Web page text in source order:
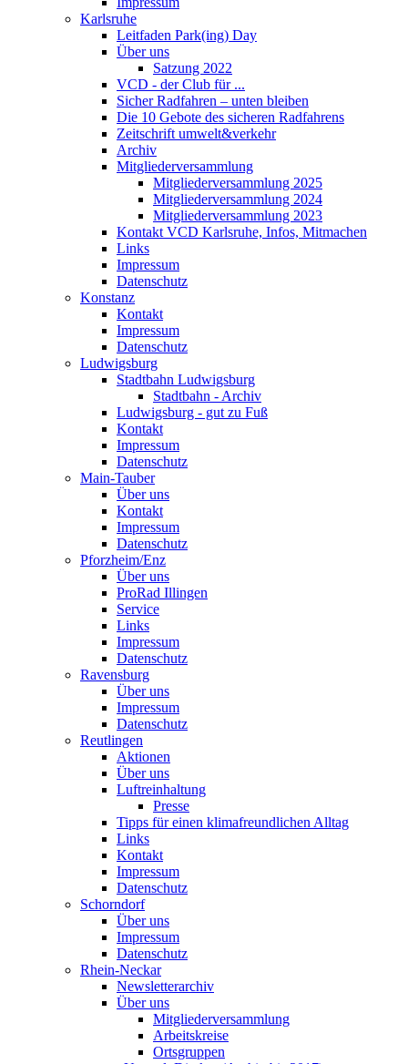
Karlsruhe
Leitfaden Park(ing) Day
Über uns
Satzung 2022
VCD - der Club für ...
Sicher Radfahren – unten bleiben
Die 10 Gebote des sicheren Radfahrens
Zeitschrift umwelt&verkehr
Archiv
Mitgliederversammlung
Mitgliederversammlung 2025
Mitgliederversammlung 2024
Mitgliederversammlung 2023
Kontakt VCD Karlsruhe, Infos, Mitmachen
Links
Impressum
Datenschutz
Konstanz
Kontakt
Impressum
Datenschutz
Ludwigsburg
Stadtbahn Ludwigsburg
Stadtbahn - Archiv
Ludwigsburg - gut zu Fuß
Kontakt
Impressum
Datenschutz
Main-Tauber
Über uns
Kontakt
Impressum
Datenschutz
Pforzheim/Enz
Über uns
ProRad Illingen
Service
Links
Impressum
Datenschutz
Ravensburg
Über uns
Impressum
Datenschutz
Reutlingen
Aktionen
Über uns
Luftreinhaltung
Presse
Tipps für einen klimafreundlichen Alltag
Links
Kontakt
Impressum
Datenschutz
Schorndorf
Über uns
Impressum
Datenschutz
Rhein-Neckar
Newsletterarchiv
Über uns
Mitgliederversammlung
Arbeitskreise
Ortsgruppen